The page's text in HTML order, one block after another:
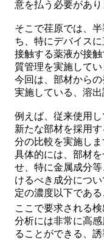
意を払う必要があり
そこで荏原では、
ち、特にデバイス
接触する薬液が接
質管理を実施してい
今回は、部材から
実施している、溶出
例えば、従来使用
新たな部材を採用
分の比較を実施しま
具体的には、部材
せ、特に金属成分
けるべき成分につ
定の濃度以下である
ここで要求される
分析には非常に高
ることができる、